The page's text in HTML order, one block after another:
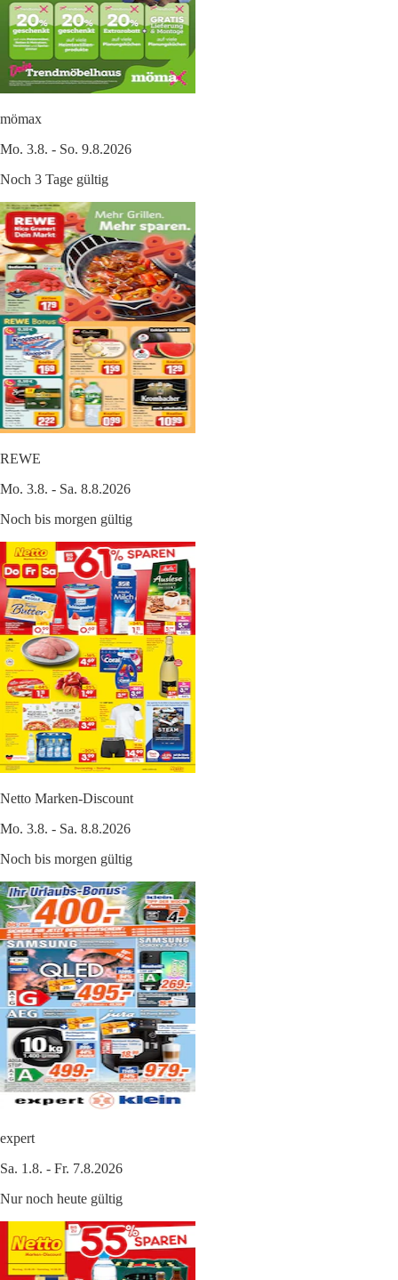
mömax
Mo. 3.8. - So. 9.8.2026
Noch 3 Tage gültig
REWE
Mo. 3.8. - Sa. 8.8.2026
Noch bis morgen gültig
Netto Marken-Discount
Mo. 3.8. - Sa. 8.8.2026
Noch bis morgen gültig
expert
Sa. 1.8. - Fr. 7.8.2026
Nur noch heute gültig